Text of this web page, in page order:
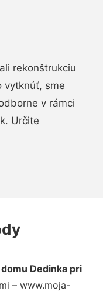
rekonštrukciu
vytknúť, sme
v rámci
Určite
Dedinka pri
– www.moja-